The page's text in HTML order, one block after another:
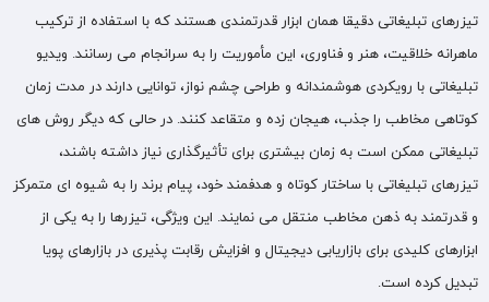
تیزرهای تبلیغاتی دقیقا همان ابزار قدرتمندی هستند که با استفاده از ترکیب
ماهرانه خلاقیت، هنر و فناوری، این مأموریت را به سرانجام می‌ رسانند. ویدیو
تبلیغاتی با رویکردی هوشمندانه و طراحی چشم‌ نواز، توانایی دارند در مدت‌ زمان
کوتاهی مخاطب را جذب، هیجان‌ زده و متقاعد کنند. در حالی که دیگر روش‌ های
تبلیغاتی ممکن است به زمان بیشتری برای تأثیرگذاری نیاز داشته باشند،
تیزرهای تبلیغاتی با ساختار کوتاه و هدفمند خود، پیام برند را به شیوه‌ ای متمرکز
و قدرتمند به ذهن مخاطب منتقل می‌ نمایند. این ویژگی، تیزرها را به یکی از
ابزارهای کلیدی برای بازاریابی دیجیتال و افزایش رقابت‌ پذیری در بازارهای پویا
تبدیل کرده است.